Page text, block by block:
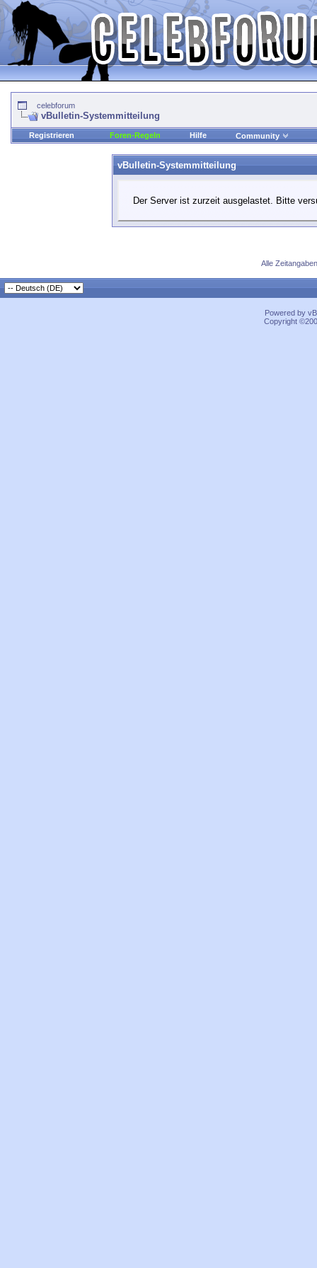
celebforum
vBulletin-Systemmitteilung
Registrieren Foren-Regeln Hilfe Community
vBulletin-Systemmitteilung
Der Server ist zurzeit ausgelastet. Bitte
Alle
Powered by
Copyright